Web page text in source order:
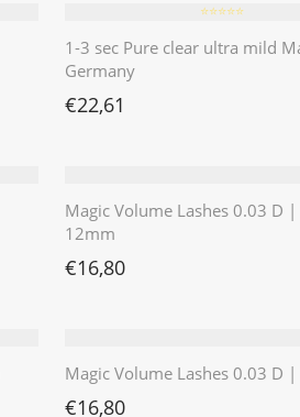
⭐️⭐️⭐️⭐️⭐️
1-3 sec Pure clear ultra mild
Germany
€22,61
Magic Volume Lashes 0.03 D |
12mm
€16,80
Magic Volume Lashes 0.03 D
€16,80